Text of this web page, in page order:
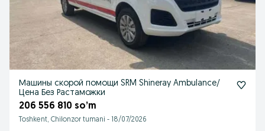
Машины скорой помощи SRM Shineray Ambulance/
Цена Без Растаможки
206 556 810 so’m
Toshkent, Chilonzor tumani - 18/07/2026